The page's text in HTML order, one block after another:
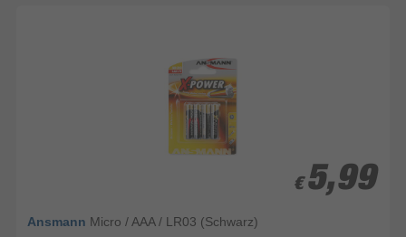
€ 5,99
€ 5,99
Ansmann Micro / AAA / LR03 (Schwarz)